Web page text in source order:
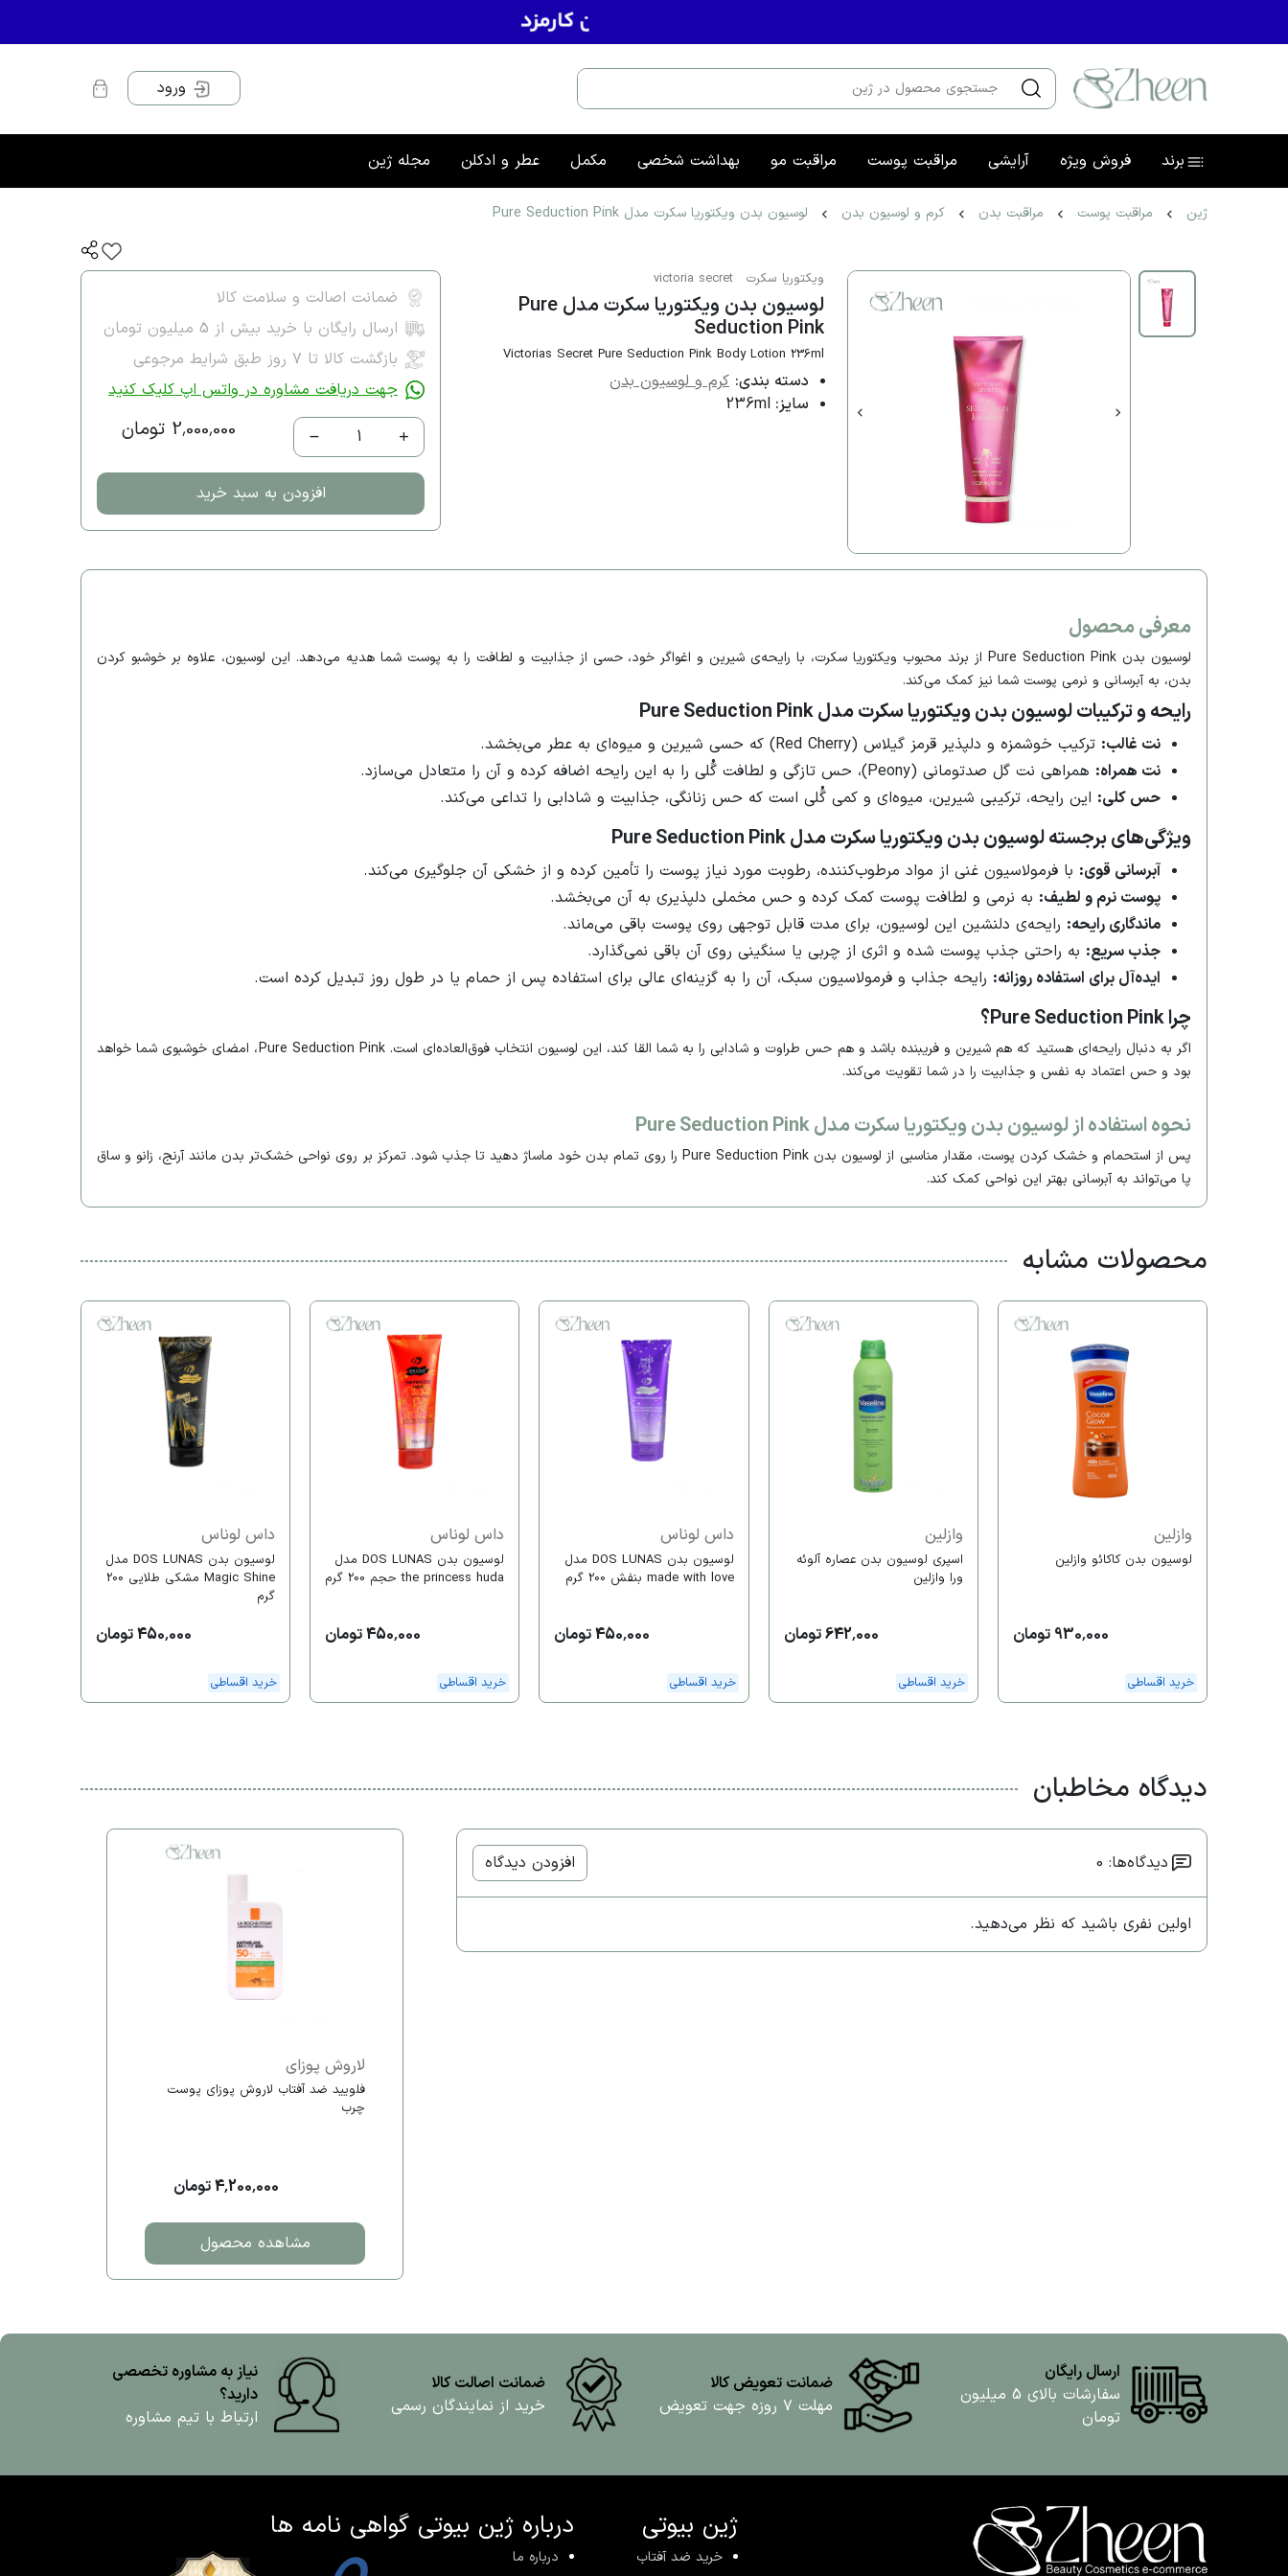
ورود
برند فروش ویژه آرایشی مراقبت پوست مراقبت مو بهداشت شخصی مکمل عطر و ادکلن مجله ژین
ژین مراقبت پوست مراقبت بدن کرم و لوسیون بدن لوسیون بدن ویکتوریا سکرت مدل Pure Seduction Pink
ویکتوریا سکرت victoria secret
لوسیون بدن ویکتوریا سکرت مدل Pure
Seduction Pink
Victorias Secret Pure Seduction Pink Body Lotion 236ml
دسته بندی: کرم و لوسیون بدن
سایز: 236ml
ضمانت اصالت و سلامت کالا
ارسال رایگان با خرید بیش از 5 میلیون تومان
بازگشت کالا تا ۷ روز طبق شرایط مرجوعی
جهت دریافت مشاوره در واتس اپ کلیک کنید
1 2,000,000 تومان
افزودن به سبد خرید
معرفی محصول
لوسیون بدن Pure Seduction Pink از برند محبوب ویکتوریا سکرت، با رایحه‌ی شیرین و اغواگر خود، حسی از جذابیت و لطافت را به پوست شما هدیه می‌دهد. این لوسیون، علاوه بر خوشبو کردن
بدن، به آبرسانی و نرمی پوست شما نیز کمک می‌کند.
رایحه و ترکیبات لوسیون بدن ویکتوریا سکرت مدل Pure Seduction Pink
نت غالب: ترکیب خوشمزه و دلپذیر قرمز گیلاس (Red Cherry) که حسی شیرین و میوه‌ای به عطر می‌بخشد.
نت همراه: همراهی نت گل صدتومانی (Peony)، حس تازگی و لطافت گُلی را به این رایحه اضافه کرده و آن را متعادل می‌سازد.
حس کلی: این رایحه، ترکیبی شیرین، میوه‌ای و کمی گُلی است که حس زنانگی، جذابیت و شادابی را تداعی می‌کند.
ویژگی‌های برجسته لوسیون بدن ویکتوریا سکرت مدل Pure Seduction Pink
آبرسانی قوی: با فرمولاسیون غنی از مواد مرطوب‌کننده، رطوبت مورد نیاز پوست را تأمین کرده و از خشکی آن جلوگیری می‌کند.
پوست نرم و لطیف: به نرمی و لطافت پوست کمک کرده و حس مخملی دلپذیری به آن می‌بخشد.
ماندگاری رایحه: رایحه‌ی دلنشین این لوسیون، برای مدت قابل توجهی روی پوست باقی می‌ماند.
جذب سریع: به راحتی جذب پوست شده و اثری از چربی یا سنگینی روی آن باقی نمی‌گذارد.
ایده‌آل برای استفاده روزانه: رایحه جذاب و فرمولاسیون سبک، آن را به گزینه‌ای عالی برای استفاده پس از حمام یا در طول روز تبدیل کرده است.
چرا Pure Seduction Pink؟
اگر به دنبال رایحه‌ای هستید که هم شیرین و فریبنده باشد و هم حس طراوت و شادابی را به شما القا کند، این لوسیون انتخاب فوق‌العاده‌ای است. Pure Seduction Pink، امضای خوشبوی شما خواهد
بود و حس اعتماد به نفس و جذابیت را در شما تقویت می‌کند.
نحوه استفاده از لوسیون بدن ویکتوریا سکرت مدل Pure Seduction Pink
پس از استحمام و خشک کردن پوست، مقدار مناسبی از لوسیون بدن Pure Seduction Pink را روی تمام بدن خود ماساژ دهید تا جذب شود. تمرکز بر روی نواحی خشک‌تر بدن مانند آرنج، زانو و ساق
پا می‌تواند به آبرسانی بهتر این نواحی کمک کند.
محصولات مشابه
وازلین
لوسیون بدن کاکائو وازلین
930,000 تومان
خرید اقساطی
وازلین
اسپری لوسیون بدن عصاره آلوئه
ورا وازلین
642,000 تومان
خرید اقساطی
داس لوناس
لوسیون بدن DOS LUNAS مدل
made with love بنفش 200 گرم
450,000 تومان
خرید اقساطی
داس لوناس
لوسیون بدن DOS LUNAS مدل
the princess huda حجم 200 گرم
450,000 تومان
خرید اقساطی
داس لوناس
لوسیون بدن DOS LUNAS مدل
Magic Shine مشکی طلایی 200
گرم
450,000 تومان
خرید اقساطی
دیدگاه مخاطبان
دیدگاه‌ها: 0 افزودن دیدگاه
اولین نفری باشید که نظر می‌دهید.
لاروش پوزای
فلویید ضد آفتاب لاروش پوزای پوست
چرب
4,200,000 تومان
مشاهده محصول
ارسال رایگان
سفارشات بالای 5 میلیون
تومان
ضمانت تعویض کالا
مهلت ۷ روزه جهت تعویض
ضمانت اصالت کالا
خرید از نمایندگان رسمی
نیاز به مشاوره تخصصی
دارید؟
ارتباط با تیم مشاوره
ژین بیوتی
خرید ضد آفتاب
درباره ژین بیوتی
درباره ما
گواهی نامه ها